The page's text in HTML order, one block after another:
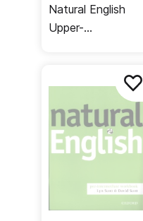
Natural English
Upper-
Дополнительные
игровые
материалы